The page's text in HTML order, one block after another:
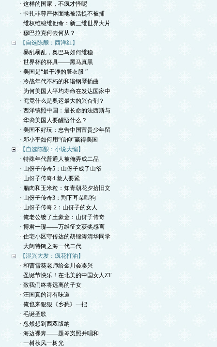
· 这样的国家，不疯才怪呢
· 卡扎非尊严体面地被活捉不被捕
· 维权维稳维他命：新三维世界大片
· 穆巴拉克何去何从？
【自选陈酿：西洋红】
· 暴乱暴乱，奥巴马如何维稳
· 世界杯的杯具——黑马真黑
· 美国是“最干净的脏衣服 ”
· 冷战年代不朽的和谐钢琴插曲
· 为何美国人平均寿命在发达国家中
· 究竟什么是奥运最大的兴奋剂？
· 西洋镜照中国：最长命的法西斯与
· 华裔美国人要醒悟什么？
· 美国不好玩：忠告中国富贵少年留
· 邓小平如何用“信仰”赢得美国
【自选陈酿：小说大编】
· 特殊年代普通人被俺弄成二品
· 山伢子传奇5：山伢子成了山爷
· 山伢子传奇4 救人要紧
· 腊肉和玉米粒：知青朝花夕拾旧文
· 山伢子传奇3：割下耳朵喂狗
· 山伢子传奇 2：山伢子的女人
· 俺老公镀了土豪金：山伢子传奇
· 博君一璨——万维征文获奖感言
· 住宅小区守传达的胡锦涛清华同学
· 大阔特阔之海一代二代
【湿兴大发：疯花打油】
· 和曹雪葵老师给金川会凑兴
· 圣诞节快乐！在北美的中国女人ZT
· 致我们终将远离的子女
· 汪国真的诗有味道
· 俺也来狠狠《乡愁》一把
· 毛诞圣歌
· 忽然想到西双版纳
· 海边裸奔——题岑岚照并唱和
· 一树秋风一树光